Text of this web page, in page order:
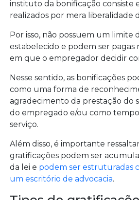
instituto da bonificação consiste
realizados por mera liberalidade
Por isso, não possuem um limite
estabelecido e podem ser pagas
em que o empregador decidir
Nesse sentido, as bonificações
como uma forma de
agradecimento da prestação do
do empregado e/ou como
serviço.
Além disso, é importante
gratificações podem ser
da lei e podem ser estruturadas
um escritório de advocacia.